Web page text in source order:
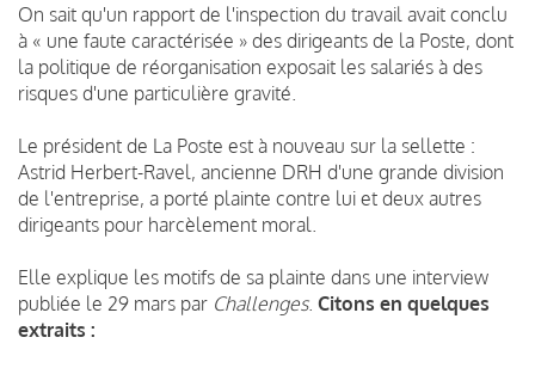
On sait qu'un rapport de l'inspection du travail avait conclu
à « une faute caractérisée » des dirigeants de la Poste, dont
la politique de réorganisation exposait les salariés à des
risques d'une particulière gravité.
Le président de La Poste est à nouveau sur la sellette :
Astrid Herbert-Ravel, ancienne DRH d'une grande division
de l'entreprise, a porté plainte contre lui et deux autres
dirigeants pour harcèlement moral.
Elle explique les motifs de sa plainte dans une interview
publiée le 29 mars par Challenges. Citons en quelques
extraits :